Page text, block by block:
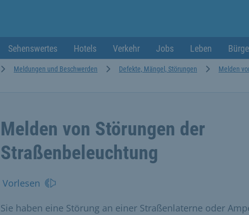
Sehenswertes Hotels Verkehr Jobs Leben
Meldungen und Beschwerden Defekte, Mängel, Störungen
Melden
Melden von Störungen der
Straßenbeleuchtung
Vorlesen
Sie haben eine Störung an einer Straßenlaterne oder